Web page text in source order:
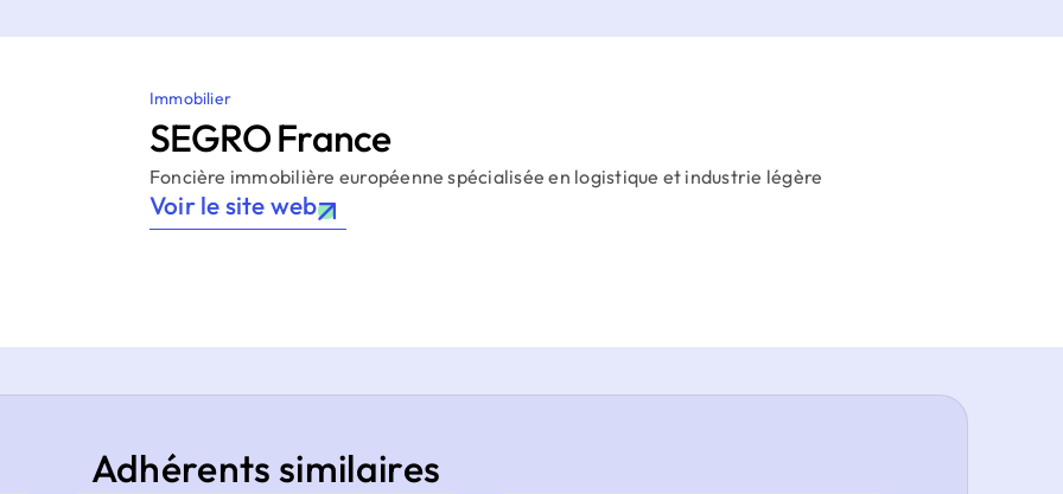
Immobilier
SEGRO France
Foncière immobilière européenne spécialisée en logistique et industrie légère
Voir le site web
Adhérents similaires